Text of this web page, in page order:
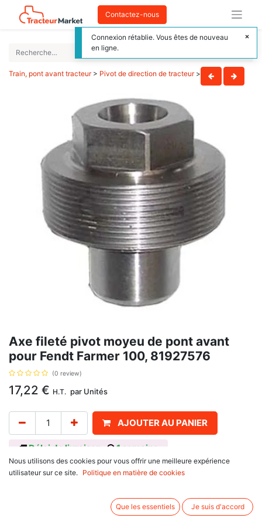
Contactez-nous
Train, pont avant tracteur> Pivot de direction de tracteur>
Axe fileté pivot moyeu de pont avant
pour Fendt Farmer 100, 81927576
(0 review)
17,22 € H.T. par Unités
AJOUTER AU PANIER
Délai de livraison : 1 semaine
Pivot pour 4 Roues motrices, référence d'origine : 81927576, ZP1927576,
600 Series : 5600, 6600
Nous utilisons des cookies pour vous offrir une meilleure expérience
utilisateur sur ce site.
Politique en matière de cookies
Que les essentiels Je suis d'accord
Connexion rétablie. Vous êtes de nouveau
en ligne.